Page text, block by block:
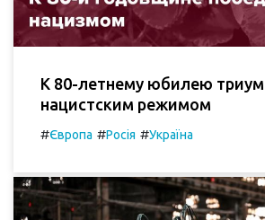
К 80-летнему юбилею
нацистским режимом
#Європа #Росія #Україна